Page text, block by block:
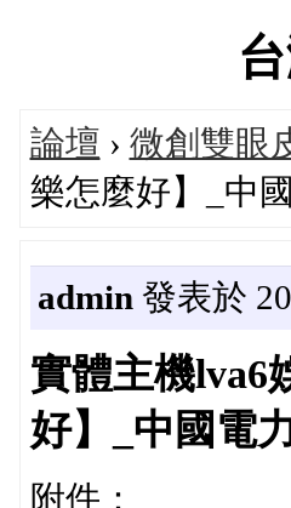
論壇 › 微創雙眼
樂怎麼好】_中
admin 發表於
實體主機lva6
好】_中國電
附件：